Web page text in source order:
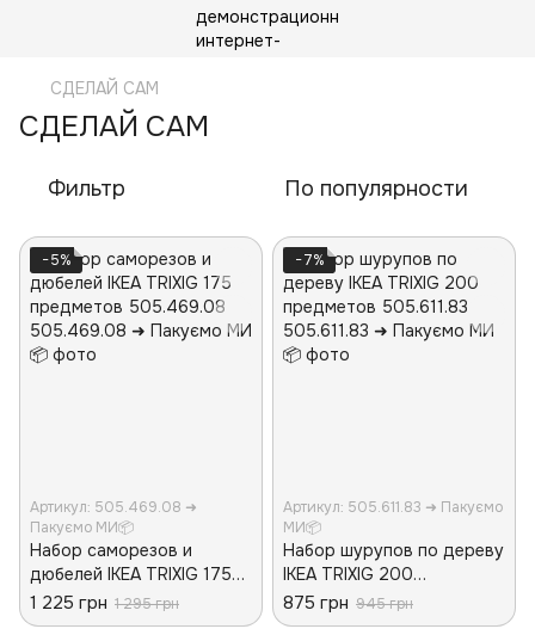
СДЕЛАЙ САМ
СДЕЛАЙ САМ
Фильтр По популярности
−5%
Артикул: 505.469.08 ➜
Пакуємо МИ📦
Набор саморезов и
дюбелей IKEA TRIXIG 175
предметов 505.469.08
1 225 грн 1 295 грн
−7%
Артикул: 505.611.83 ➜ Пакуємо
МИ📦
Набор шурупов по дереву
IKEA TRIXIG 200
предметов 505.611.83
875 грн 945 грн